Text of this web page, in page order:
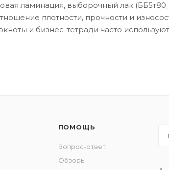
ламинация, выборочный лак
плотности, прочности и
и бизнес-тетради часто
ПОМОЩЬ
Вопрос-ответ
Обзоры